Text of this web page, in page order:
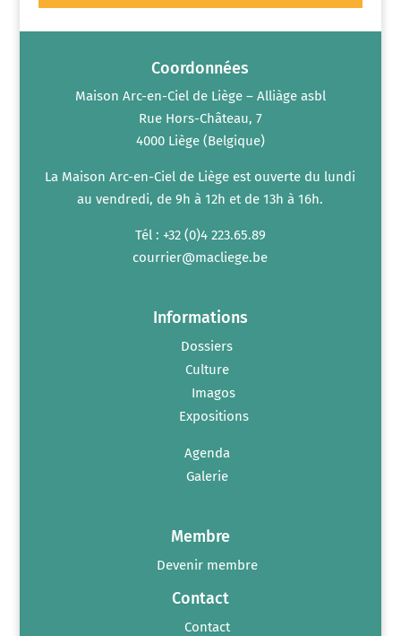
Coordonnées
Maison Arc-en-Ciel de Liège – Alliàge asbl
Rue Hors-Château, 7
4000 Liège (Belgique)
La Maison Arc-en-Ciel de Liège est ouverte du lundi
au vendredi, de 9h à 12h et de 13h à 16h.
Tél : +32 (0)4 223.65.89
courrier@macliege.be
Informations
Dossiers
Culture
Imagos
Expositions
Agenda
Galerie
Membre
Devenir membre
Contact
Contact